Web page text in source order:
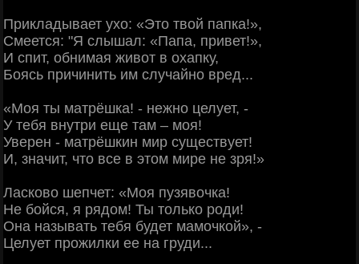
Прикладывает ухо: «Это твой папка!»,
Смеется: "Я слышал: «Папа, привет!»,
И спит, обнимая живот в охапку,
Боясь причинить им случайно вред...
«Моя ты матрёшка! - нежно целует, -
У тебя внутри еще там – моя!
Уверен - матрёшкин мир существует!
И, значит, что все в этом мире не зря!»
Ласково шепчет: «Моя пузявочка!
Не бойся, я рядом! Ты только роди!
Она называть тебя будет мамочкой», -
Целует прожилки ее на груди...